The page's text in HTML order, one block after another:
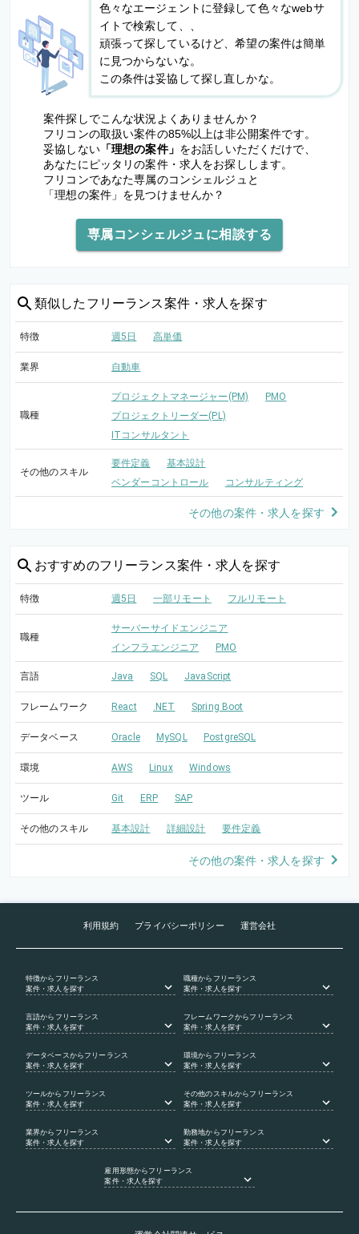
色々なエージェントに登録して色々なwebサ
イトで検索して、、
頑張って探しているけど、希望の案件は簡単
に見つからないな。
この条件は妥協して探し直しかな。
案件探しでこんな状況よくありませんか？
フリコンの取扱い案件の85%以上は非公開案件です。
妥協しない「理想の案件」 をお話しいただくだけで、
あなたにピッタリの案件・求人をお探しします。
フリコンであなた専属のコンシェルジュと
「理想の案件」を見つけませんか？
専属コンシェルジュに相談する
類似した フリーランス案件・求人を探す
特徴 週5日 高単価
業界 自動車
職種
プロジェクトマネージャー(PM)
PMO
プロジェクトリーダー(PL)
ITコンサルタント
その他のスキル
要件定義
基本設計
ベンダーコントロール
コンサルティング
その他の案件・求人を探す
おすすめのフリーランス案件・求人を探す
特徴 週5日 一部リモート フルリモート
職種
サーバーサイドエンジニア
インフラエンジニア
PMO
言語 Java SQL JavaScript
フレームワーク React .NET Spring Boot
データベース Oracle MySQL PostgreSQL
環境 AWS Linux Windows
ツール Git ERP SAP
その他のスキル 基本設計 詳細設計 要件定義
その他の案件・求人を探す
利用規約 プライバシーポリシー 運営会社
特徴からフリーランス
案件・求人を探す
職種からフリーランス
案件・求人を探す
言語からフリーランス
案件・求人を探す
フレームワークからフリーランス
案件・求人を探す
データベース からフリーランス
案件・求人を探す
環境からフリーランス
案件・求人を探す
ツールからフリーランス
案件・求人を探す
その他のスキルからフリーランス
案件・求人を探す
業界からフリーランス
案件・求人を探す
勤務地からフリーランス
案件・求人を探す
雇用形態からフリーランス
案件・求人を探す